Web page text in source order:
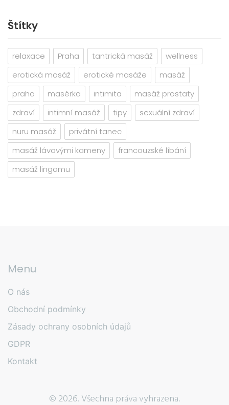
Štítky
relaxace Praha tantrická masáž
wellness
erotická masáž
erotické masáže
masáž
praha
masérka intimita
masáž prostaty
zdraví
intimní masáž tipy
sexuální zdraví
nuru masáž
privátní tanec
masáž lávovými kameny
francouzské líbání
masáž lingamu
Menu
O nás
Obchodní podmínky
Zásady ochrany osobních údajů
GDPR
Kontakt
© 2026. Všechna práva vyhrazena.